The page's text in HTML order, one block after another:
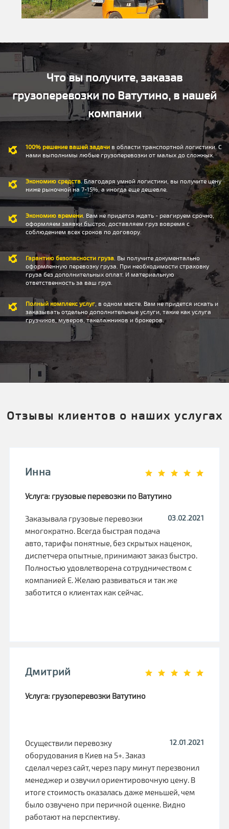
Что вы получите, заказав
грузоперевозки по Ватутино, в нашей
компании
100% решение вашей задачи в области транспортной логистики. С
нами выполнимы любые грузоперевозки от малых до сложных.
Экономию средств. Благодаря умной логистики, вы получите цену
ниже рыночной на 7-15%, а иногда еще дешевле.
Экономию времени . Вам не придется ждать - реагируем срочно,
оформляем заявки быстро, доставляем груз вовремя с
соблюдением всех сроков по договору.
Гарантию безопасности груза . Вы получите документально
оформленную перевозку груза. При необходимости страховку
груза без дополнительных оплат. И материальную
ответственность за ваш груз.
Полный комплекс услуг , в одном месте. Вам не придется искать и
заказывать отдельно дополнительные услуги, такие как услуга
грузчиков, муверов, такелажников и брокеров.
Отзывы клиентов о наших услугах
Инна
Услуга: грузовые перевозки по Ватутино
03.02.2021
Заказывала грузовые перевозки
многократно. Всегда быстрая подача
авто, тарифы понятные, без скрытых наценок,
диспетчера опытные, принимают заказ быстро.
Полностью удовлетворена сотрудничеством с
компанией Е. Желаю развиваться и так же
заботится о клиентах как сейчас.
Дмитрий
Услуга: грузоперевозки Ватутино
12.01.2021
Осуществили перевозку
оборудования в Киев на 5+. Заказ
сделал через сайт, через пару минут перезвонил
менеджер и озвучил ориентировочную цену. В
итоге стоимость оказалась даже меньшей, чем
было озвучено при перичной оценке. Видно
работают на перспективу.